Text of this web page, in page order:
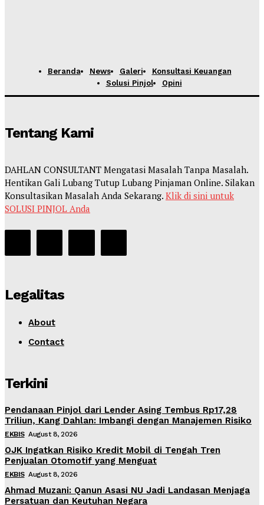
Beranda News Galeri
Konsultasi Keuangan
Solusi Pinjol
Opini
Tentang Kami
DAHLAN CONSULTANT Mengatasi Masalah Tanpa Masalah.
Hentikan Gali Lubang Tutup Lubang Pinjaman Online. Silakan
Konsultasikan Masalah Anda Sekarang. Klik di sini untuk
SOLUSI PINJOL Anda
Legalitas
About
Contact
Terkini
Pendanaan Pinjol dari Lender Asing Tembus Rp17,28
Triliun, Kang Dahlan: Imbangi dengan Manajemen Risiko
EKBIS August 8, 2026
OJK Ingatkan Risiko Kredit Mobil di Tengah Tren
Penjualan Otomotif yang Menguat
EKBIS August 8, 2026
Ahmad Muzani: Qanun Asasi NU Jadi Landasan Menjaga
Persatuan dan Keutuhan Negara